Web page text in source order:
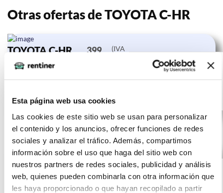
Esta página web usa cookies
Las cookies de este sitio web se usan para personalizar
el contenido y los anuncios, ofrecer funciones de redes
sociales y analizar el tráfico. Además, compartimos
información sobre el uso que haga del sitio web con
nuestros partners de redes sociales, publicidad y análisis
web, quienes pueden combinarla con otra información que
les haya proporcionado o que hayan recopilado a partir
Otras ofertas de TOYOTA C-HR
TOYOTA C-HR
1.8 125H
399
(IVA
10000
km
24 meses
0 CV
TOYOTA C-HR
1.8 125H
Advance
397
€/mes
(IVA
incluido)
10000
km
24 meses
0 CV